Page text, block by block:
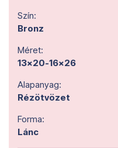
Szín:
Bronz
Méret:
13x20-16x26
Alapanyag:
Rézötvözet
Forma:
Lánc